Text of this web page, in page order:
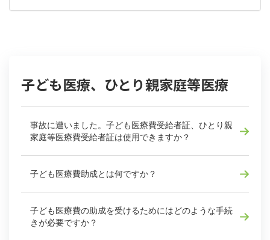
子ども医療、ひとり親家庭等医療
事故に遭いました。子ども医療費受給者証、ひとり親
家庭等医療費受給者証は使用できますか？
子ども医療費助成とは何ですか？
子ども医療費の助成を受けるためにはどのような手続
きが必要ですか？